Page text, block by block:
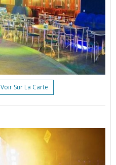
Voir Sur La Carte